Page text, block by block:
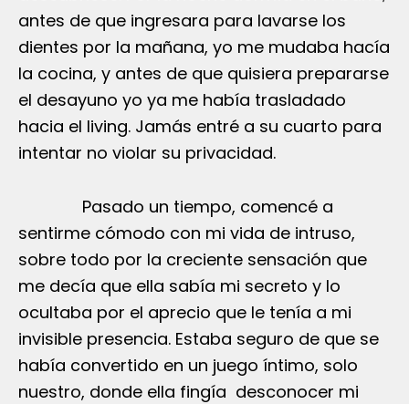
antes de que ingresara para lavarse los
dientes por la mañana, yo me mudaba hacía
la cocina, y antes de que quisiera prepararse
el desayuno yo ya me había trasladado
hacia el living. Jamás entré a su cuarto para
intentar no violar su privacidad.
Pasado un tiempo, comencé a
sentirme cómodo con mi vida de intruso,
sobre todo por la creciente sensación que
me decía que ella sabía mi secreto y lo
ocultaba por el aprecio que le tenía a mi
invisible presencia. Estaba seguro de que se
había convertido en un juego íntimo, solo
nuestro, donde ella fingía desconocer mi